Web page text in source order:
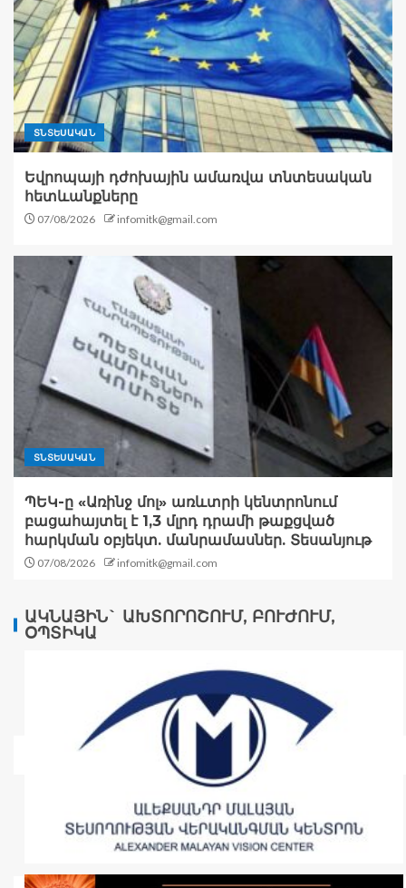
ՏՆՏԵՍԱԿԱՆ
Եվրոպայի դժոխային ամառվա տնտեսական
հետևանքները
07/08/2026 infomitk@gmail.com
ՏՆՏԵՍԱԿԱՆ
ՊԵԿ-ը «Առինջ մոլ» առևտրի կենտրոնում
բացահայտել է 1,3 մլրդ դրամի թաքցված
հարկման օբյեկտ. մանրամասներ. Տեսանյութ
07/08/2026 infomitk@gmail.com
ԱԿՆԱՅԻՆ` ԱԽՏՈՐՈՇՈՒՄ, ԲՈՒԺՈՒՄ,
ՕՊՏԻԿԱ